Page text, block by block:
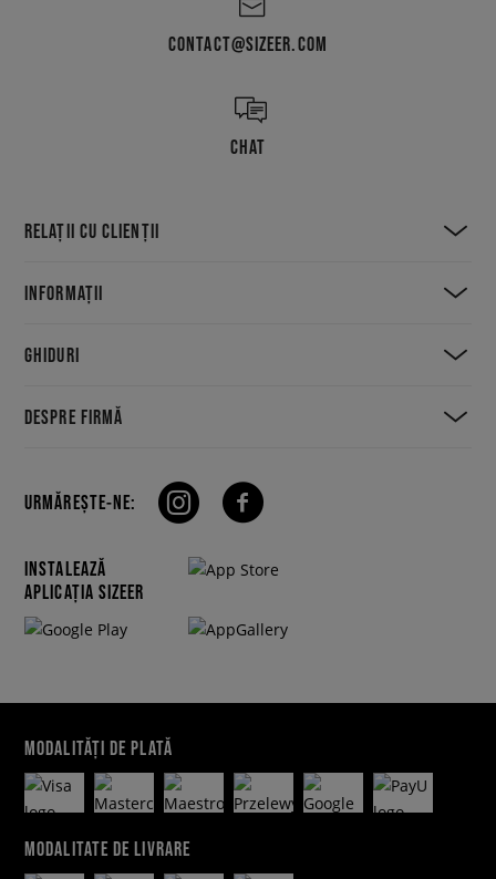
CONTACT@SIZEER.COM
CHAT
RELAȚII CU CLIENȚII
INFORMAȚII
GHIDURI
DESPRE FIRMĂ
URMĂREȘTE-NE:
INSTALEAZĂ
APLICAȚIA SIZEER
MODALITĂȚI DE PLATĂ
MODALITATE DE LIVRARE